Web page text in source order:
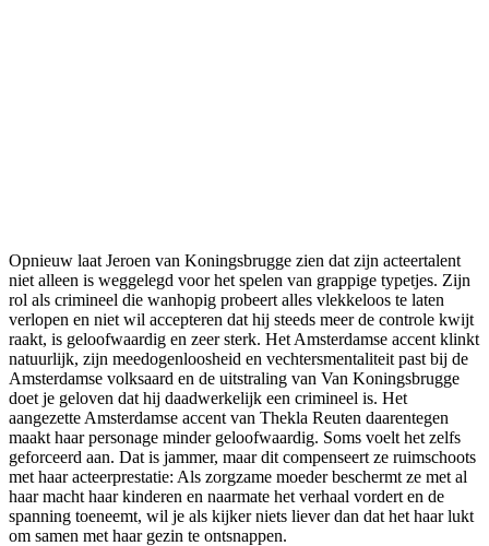
Opnieuw laat Jeroen van Koningsbrugge zien dat zijn acteertalent
niet alleen is weggelegd voor het spelen van grappige typetjes. Zijn
rol als crimineel die wanhopig probeert alles vlekkeloos te laten
verlopen en niet wil accepteren dat hij steeds meer de controle kwijt
raakt, is geloofwaardig en zeer sterk. Het Amsterdamse accent klinkt
natuurlijk, zijn meedogenloosheid en vechtersmentaliteit past bij de
Amsterdamse volksaard en de uitstraling van Van Koningsbrugge
doet je geloven dat hij daadwerkelijk een crimineel is. Het
aangezette Amsterdamse accent van Thekla Reuten daarentegen
maakt haar personage minder geloofwaardig. Soms voelt het zelfs
geforceerd aan. Dat is jammer, maar dit compenseert ze ruimschoots
met haar acteerprestatie: Als zorgzame moeder beschermt ze met al
haar macht haar kinderen en naarmate het verhaal vordert en de
spanning toeneemt, wil je als kijker niets liever dan dat het haar lukt
om samen met haar gezin te ontsnappen.